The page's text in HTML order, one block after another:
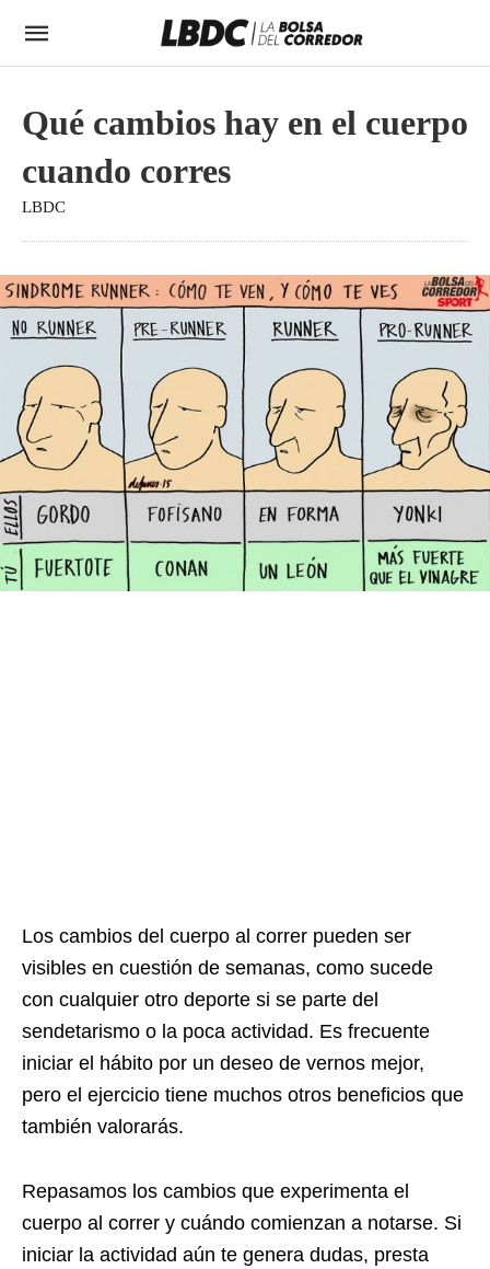
Qué cambios hay en el cuerpo
cuando corres
LBDC
Los cambios del cuerpo al correr pueden ser
visibles en cuestión de semanas, como sucede
con cualquier otro deporte si se parte del
sendetarismo o la poca actividad. Es frecuente
iniciar el hábito por un deseo de vernos mejor,
pero el ejercicio tiene muchos otros beneficios que
también valorarás.
Repasamos los cambios que experimenta el
cuerpo al correr y cuándo comienzan a notarse. Si
iniciar la actividad aún te genera dudas, presta